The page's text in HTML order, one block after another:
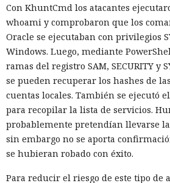
Con KhuntCmd los atacantes
whoami y comprobaron que los
Oracle se ejecutaban con privilegios
Windows. Luego, mediante
ramas del registro SAM, SECURITY y
se pueden recuperar los hashes de
cuentas locales. También se ejecutó
para recopilar la lista de servicios.
probablemente pretendían llevarse
sin embargo no se aporta
se hubieran robado con éxito.
Para reducir el riesgo de este tipo de
La función que debería ocultar al